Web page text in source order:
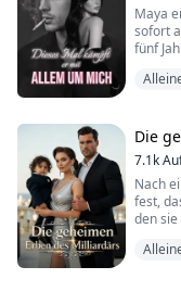
Er
Maya
sofort
fünf
Die
7.1k
Nach
fest,
den